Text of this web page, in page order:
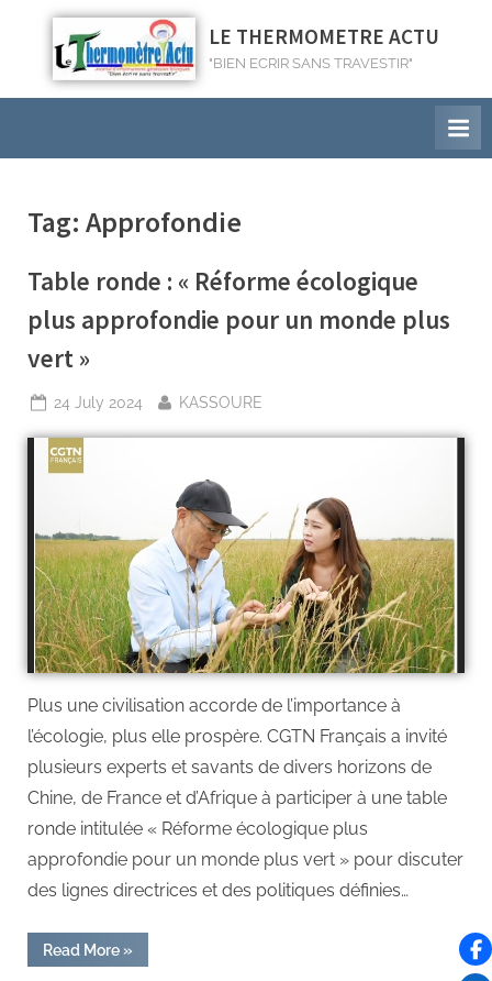
LE THERMOMETRE ACTU
"BIEN ECRIR SANS TRAVESTIR"
Tag: Approfondie
Table ronde : « Réforme écologique
plus approfondie pour un monde plus
vert »
24 July 2024 KASSOURE
Plus une civilisation accorde de l’importance à
l’écologie, plus elle prospère. CGTN Français a invité
plusieurs experts et savants de divers horizons de
Chine, de France et d’Afrique à participer à une table
ronde intitulée « Réforme écologique plus
approfondie pour un monde plus vert » pour discuter
des lignes directrices et des politiques définies…
Read More »